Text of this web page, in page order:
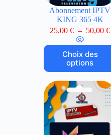
Abonnement IPTV
KING 365 4K
25,00€ – 50,00€
Choix des
options